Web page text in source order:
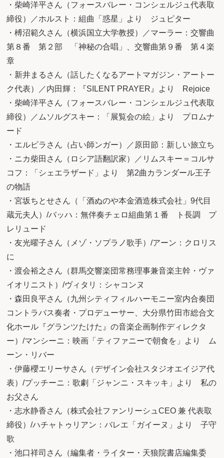
・柴崎洋平さん（フォースバレー・コンシェルジュ代表取
締役）／ホルスト：組曲「惑星」より ジュピター
・榑沼範久さん（横浜国立大学教授）／マーラー：交響曲
第８番 第２部 「神秘の合唱」、交響曲第９番 第４楽
章
・新井まるさん（話したくなるアートマガジン・アートー
ク代表）／内田輝：『SILENT PRAYER』より Rejoice
・柴崎洋平さん（フォースバレー・コンシェルジュ代表取
締役）／ムソルグスキー：「展覧会の絵」より プロムナ
ード
・エルビラさん（占い師ンガー）／原田節：新しい旅立ち
・ニカ柴田さん（ロシア語翻訳家）／リムスキー＝コルサ
コフ：「シェエラザード」より 第2曲カランダール王子
の物語
・宮坂ちとせさん（「酒ぬのや本金酒造株式会社」9代目
蔵元夫人）/バッハ：無伴奏チェロ組曲第１番 ト長調 プ
レリュード
・友光曜子さん（メゾ・ソプラノ歌手）/アーン：クロリス
に
・渡会裕之さん（群馬交響楽団常務理事兼音楽主幹・ヴァ
イオリニスト）/ヴィタリ：シャコンヌ
・森田良平さん（九州シティフィルハーモニー室内合奏団
コントラバス奏者・プロデューサー、大分県竹田市総合文
化ホール『グランツたけた』の音楽企画制作ディレクタ
ー）/マンシーニ：映画「ティファニーで朝食を」より ム
ーン・リバー
・伊藤櫻エリーサさん（デザイン会社スタジオエイジア代
表）/プッチーニ：歌劇「ジャンニ・スキッキ」より 私の
お父さん
・志水静香さん（株式会社ファンリーシュCEO 兼 代表取
締役）/ハチャトゥリアン：バレエ「ガイーヌ」より 子守
歌
・池口祥司さん（編集者・ライター・天狼院書店編集委